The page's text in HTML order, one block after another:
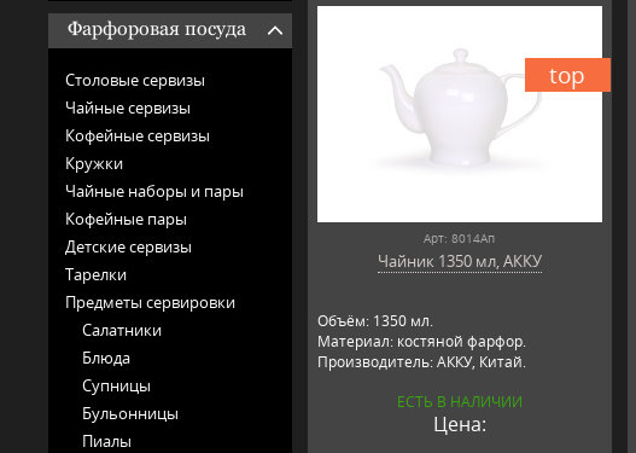
Фарфоровая посуда
Столовые сервизы
Чайные сервизы
Кофейные сервизы
Кружки
Чайные наборы и пары
Кофейные пары
Детские сервизы
Тарелки
Предметы сервировки
Салатники
Блюда
Супницы
Бульонницы
Пиалы
top
Арт: 8014Ап
Чайник 1350 мл, АККУ
Объём: 1350 мл.
Материал: костяной фарфор.
Производитель: АККУ, Китай.
ЕСТЬ В НАЛИЧИИ
Цена: